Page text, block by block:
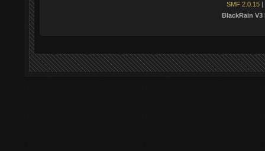
SMF 2.0.15 |
BlackRain V3